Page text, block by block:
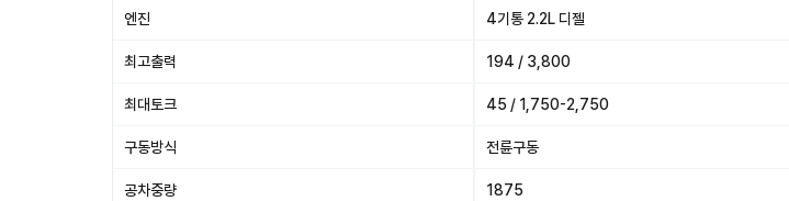
엔진 4기통 2.2L 디젤
최고출력 194 / 3,800
최대토크 45 / 1,750-2,750
구동방식 전륜구동
공차중량 1875